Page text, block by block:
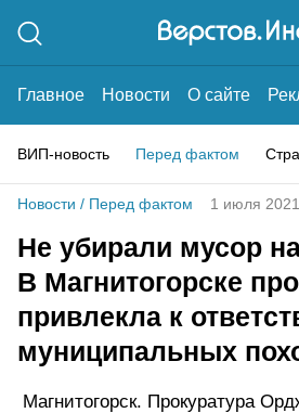
Главное Новости О сайте
ВИП-новость Перед фактом
Новости / Перед фактом 1 июля 2021
Не убирали мусор
В Магнитогорске
привлекла к
муниципальных
Магнитогорск. Прокуратура